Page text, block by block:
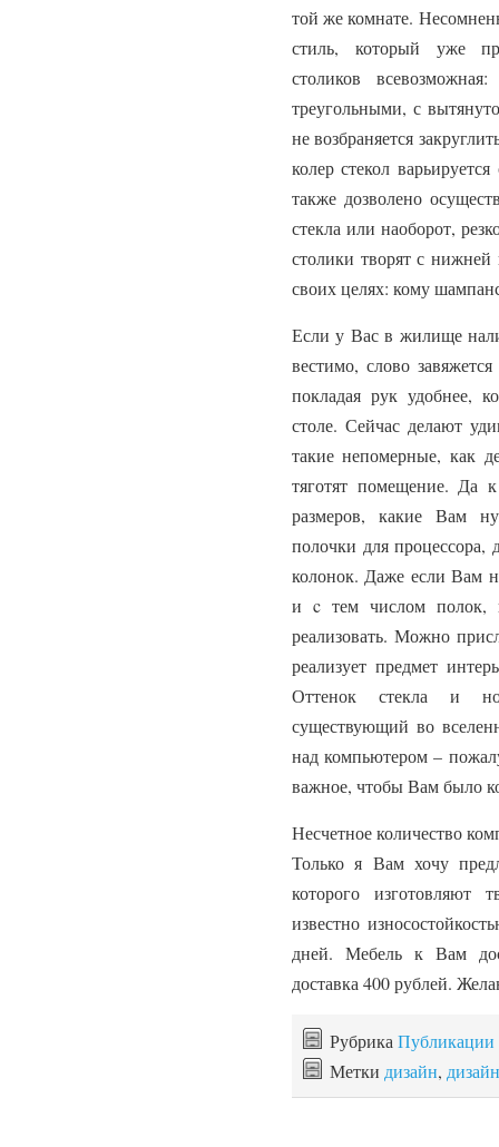
той же комнате.
стиль, который уже
столиков
треугольными, с
не возбраняется
колер стекол
также дозволено
стекла или наоборот,
столики творят с
своих целях: кому
Если у Вас в жилище
вестимо, слово
покладая рук удобнее,
столе. Сейчас делают
такие непомерные, как
тяготят помещение. Да
размеров, какие Вам
полочки для процессора,
колонок. Даже если Вам
и c тем числом полок,
реализовать. Можно
реализует предмет
Оттенок стекла и
существующий во
над компьютером –
важное, чтобы Вам было
Несчетное количество
Только я Вам хочу
которого изготовляют
известно
дней. Мебель к Вам
доставка 400 рублей.
Рубрика Публикации
Метки дизайн,